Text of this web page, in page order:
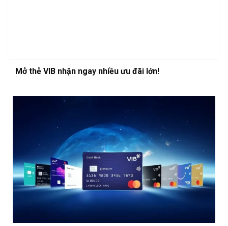
Mở thẻ VIB nhận ngay nhiều ưu đãi lớn!